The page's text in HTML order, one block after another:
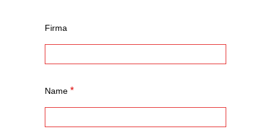
Firma
Name *